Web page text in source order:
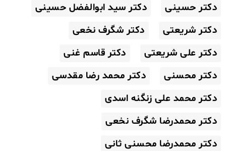
دکتر حسینی
دکتر سید ابوالفضل حسینی
دکتر شریعتی
دکتر شگرف نخعی
دکتر علی شریعتی
دکتر قاسم غنی
دکتر محسنی
دکتر محمد رضا مقدسی
دکتر محمد علی زنگنه اسدی
دکتر محمدرضا شگرف نخعی
دکتر محمدرضا محسنی ثانی